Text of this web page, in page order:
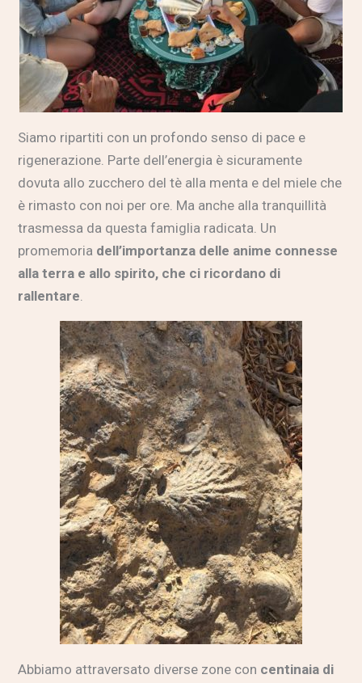
Siamo ripartiti con un profondo senso di pace e
rigenerazione. Parte dell’energia è sicuramente
dovuta allo zucchero del tè alla menta e del miele che
è rimasto con noi per ore. Ma anche alla tranquillità
trasmessa da questa famiglia radicata. Un
promemoria dell’importanza delle anime connesse
alla terra e allo spirito, che ci ricordano di
rallentare.
Abbiamo attraversato diverse zone con centinaia di